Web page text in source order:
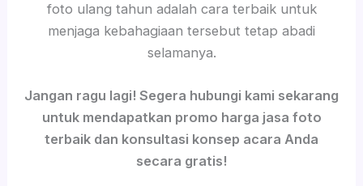
foto ulang tahun adalah cara terbaik untuk
menjaga kebahagiaan tersebut tetap abadi
selamanya.
Jangan ragu lagi! Segera hubungi kami sekarang
untuk mendapatkan promo harga jasa foto
terbaik dan konsultasi konsep acara Anda
secara gratis!